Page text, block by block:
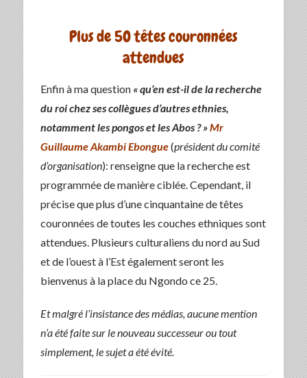
Plus de 5O têtes couronnées
attendues
Enfin à ma question « qu’en est-il de la recherche
du roi chez ses collègues d’autres ethnies,
notamment les pongos et les Abos ? »Mr
Guillaume Akambi Ebongue(président du comité
d’organisation): renseigne que la recherche est
programmée de manière ciblée. Cependant, il
précise que plus d’une cinquantaine de têtes
couronnées de toutes les couches ethniques sont
attendues. Plusieurs culturaliens du nord au Sud
et de l’ouest à l’Est également seront les
bienvenus à la place du Ngondo ce 25.
Et malgré l’insistance des médias, aucune mention
n’a été faite sur le nouveau successeur ou tout
simplement, le sujet a été évité.